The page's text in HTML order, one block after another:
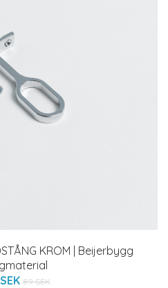
KROM | Beijerbygg
89 SEK